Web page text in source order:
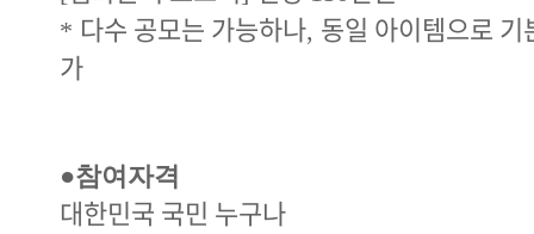
* 다수 공모는 가능하나, 동일 아이템으로 기
가
●참여자격
대한민국 국민 누구나